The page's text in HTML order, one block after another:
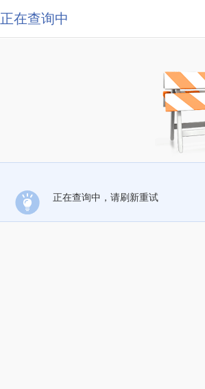
正在查询中
正在查询中，请刷新重试